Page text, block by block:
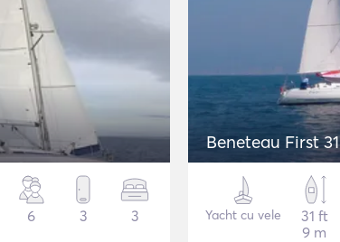
6 3 3
Beneteau First
Yacht cu vele
31 ft
9 m